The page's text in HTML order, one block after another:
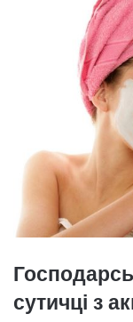
сутичці з